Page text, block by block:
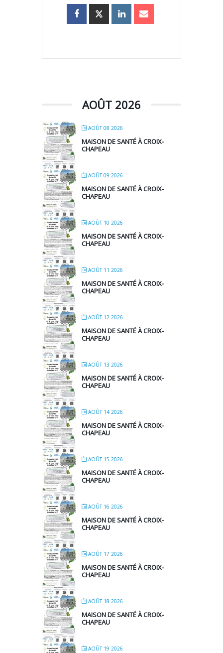
AOÛT 2026
AOÛT 08 2026
MAISON DE SANTÉ À CROIX-
CHAPEAU
AOÛT 09 2026
MAISON DE SANTÉ À CROIX-
CHAPEAU
AOÛT 10 2026
MAISON DE SANTÉ À CROIX-
CHAPEAU
AOÛT 11 2026
MAISON DE SANTÉ À CROIX-
CHAPEAU
AOÛT 12 2026
MAISON DE SANTÉ À CROIX-
CHAPEAU
AOÛT 13 2026
MAISON DE SANTÉ À CROIX-
CHAPEAU
AOÛT 14 2026
MAISON DE SANTÉ À CROIX-
CHAPEAU
AOÛT 15 2026
MAISON DE SANTÉ À CROIX-
CHAPEAU
AOÛT 16 2026
MAISON DE SANTÉ À CROIX-
CHAPEAU
AOÛT 17 2026
MAISON DE SANTÉ À CROIX-
CHAPEAU
AOÛT 18 2026
MAISON DE SANTÉ À CROIX-
CHAPEAU
AOÛT 19 2026